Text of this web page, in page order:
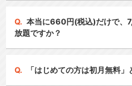
本当に660円(税込)だけで、
放題ですか？
「はじめての方は初月無料」